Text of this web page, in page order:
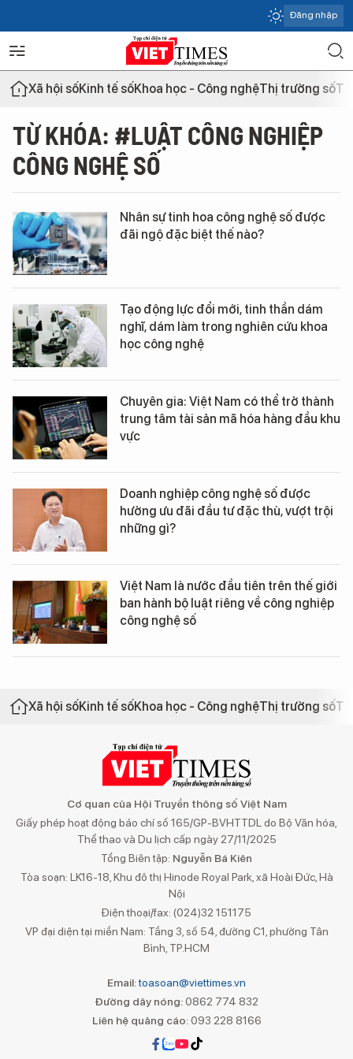
Đăng nhập
Xã hội sốKinh tế sốKhoa học - Công nghệThị trường số
TỪ KHÓA: #LUẬT CÔNG NGHIỆP
CÔNG NGHỆ SỐ
Nhân sự tinh hoa công nghệ số được
đãi ngộ đặc biệt thế nào?
Tạo động lực đổi mới, tinh thần dám
nghĩ, dám làm trong nghiên cứu khoa
học công nghệ
Chuyên gia: Việt Nam có thể trở thành
trung tâm tài sản mã hóa hàng đầu khu
vực
Doanh nghiệp công nghệ số được
hưởng ưu đãi đầu tư đặc thù, vượt trội
những gì?
Việt Nam là nước đầu tiên trên thế giới
ban hành bộ luật riêng về công nghiệp
công nghệ số
Xã hội sốKinh tế sốKhoa học - Công nghệThị trường số
Cơ quan của Hội Truyền thông số Việt Nam
Giấy phép hoạt động báo chí số 165/GP-BVHTTDL do Bộ Văn hóa,
Thể thao và Du lịch cấp ngày 27/11/2025
Tổng Biên tập: Nguyễn Bá Kiên
Tòa soạn: LK16-18, Khu đô thị Hinode Royal Park, xã Hoài Đức, Hà
Nội
Điện thoại/fax: (024)32 151175
VP đại diện tại miền Nam: Tầng 3, số 54, đường C1, phường Tân
Bình, TP.HCM
Email:toasoan@viettimes.vn
Đường dây nóng: 0862 774 832
Liên hệ quảng cáo:093 228 8166